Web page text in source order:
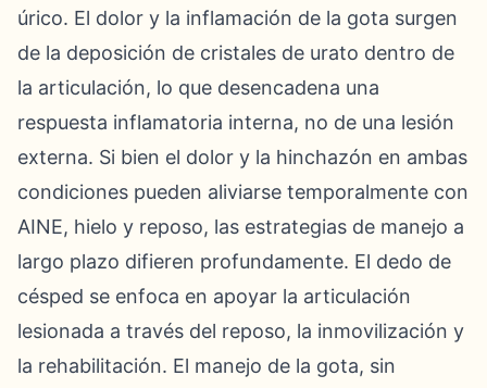
úrico. El dolor y la inflamación de la gota surgen
de la deposición de cristales de urato dentro de
la articulación, lo que desencadena una
respuesta inflamatoria interna, no de una lesión
externa. Si bien el dolor y la hinchazón en ambas
condiciones pueden aliviarse temporalmente con
AINE, hielo y reposo, las estrategias de manejo a
largo plazo difieren profundamente. El dedo de
césped se enfoca en apoyar la articulación
lesionada a través del reposo, la inmovilización y
la rehabilitación. El manejo de la gota, sin